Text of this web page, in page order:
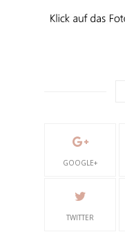
GOOGLE+
TWITTER